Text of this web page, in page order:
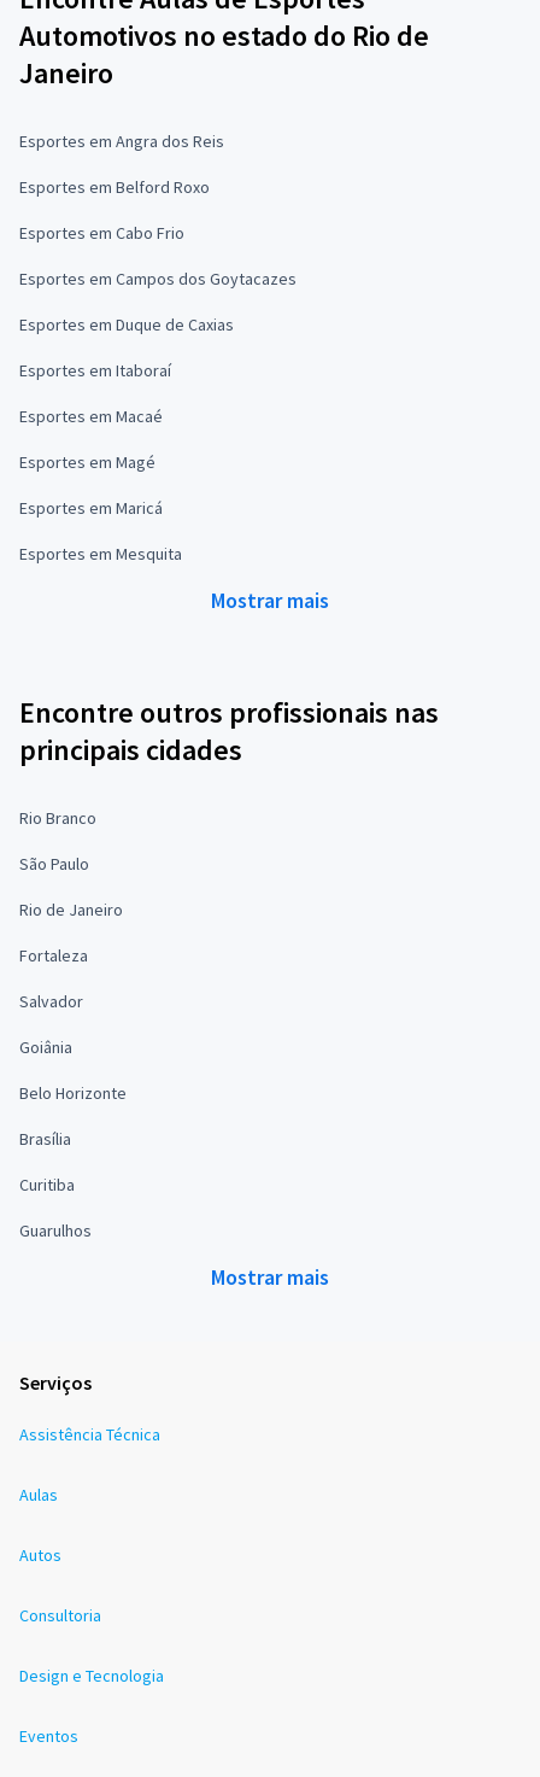
Automotivos no estado do Rio de
Janeiro
Esportes em Angra dos Reis
Esportes em Belford Roxo
Esportes em Cabo Frio
Esportes em Campos dos Goytacazes
Esportes em Duque de Caxias
Esportes em Itaboraí
Esportes em Macaé
Esportes em Magé
Esportes em Maricá
Esportes em Mesquita
Mostrar mais
Encontre outros profissionais nas
principais cidades
Rio Branco
São Paulo
Rio de Janeiro
Fortaleza
Salvador
Goiânia
Belo Horizonte
Brasília
Curitiba
Guarulhos
Mostrar mais
Serviços
Assistência Técnica
Aulas
Autos
Consultoria
Design e Tecnologia
Eventos